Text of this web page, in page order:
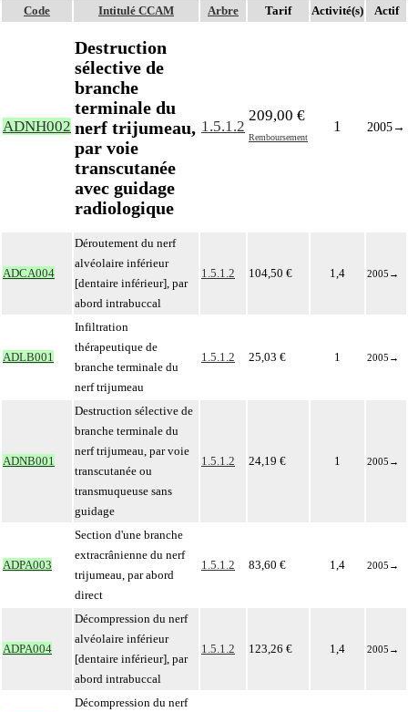
Code Intitulé CCAM Arbre Tarif Activité(s) Actif
ADNH002
Destruction
sélective de
branche
terminale du
nerf trijumeau,
par voie
transcutanée
avec guidage
radiologique
1.5.1.2
209,00 €
Remboursement
1 2005→
ADCA004
Déroutement du nerf
alvéolaire inférieur
[dentaire inférieur], par
abord intrabuccal
1.5.1.2 104,50 € 1,4 2005 →
ADLB001
Infiltration
thérapeutique de
branche terminale du
nerf trijumeau
1.5.1.2 25,03 € 1 2005 →
ADNB001
Destruction sélective de
branche terminale du
nerf trijumeau, par voie
transcutanée ou
transmuqueuse sans
guidage
1.5.1.2 24,19 € 1 2005 →
ADPA003
Section d'une branche
extracrânienne du nerf
trijumeau, par abord
direct
1.5.1.2 83,60 € 1,4 2005 →
ADPA004
Décompression du nerf
alvéolaire inférieur
[dentaire inférieur], par
abord intrabuccal
1.5.1.2 123,26 € 1,4 2005 →
Décompression du nerf